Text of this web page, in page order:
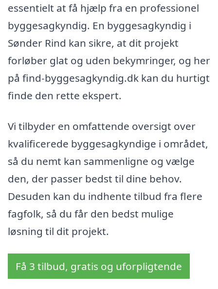
essentielt at få hjælp fra en professionel
byggesagkyndig. En byggesagkyndig i
Sønder Rind kan sikre, at dit projekt
forløber glat og uden bekymringer, og her
på find-byggesagkyndig.dk kan du hurtigt
finde den rette ekspert.
Vi tilbyder en omfattende oversigt over
kvalificerede byggesagkyndige i området,
så du nemt kan sammenligne og vælge
den, der passer bedst til dine behov.
Desuden kan du indhente tilbud fra flere
fagfolk, så du får den bedst mulige
løsning til dit projekt.
Få 3 tilbud, gratis og uforpligtende